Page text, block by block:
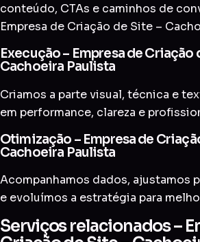
conteúdo, CTAs e caminhos de
Empresa de Criação de Site –
Execução – Empresa de Criação
Cachoeira Paulista
Criamos a parte visual, técnica e
em performance, clareza e
Otimização – Empresa de
Cachoeira Paulista
Acompanhamos dados, ajustamos
e evoluímos a estratégia para
Serviços relacionados –